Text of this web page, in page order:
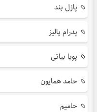
پازل بند
پدرام پالیز
پویا بیاتی
حامد همایون
حامیم